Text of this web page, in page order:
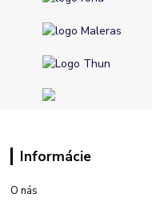
Informácie
O nás